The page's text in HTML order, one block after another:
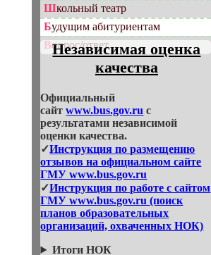
Школьный театр
Будущим абитуриентам
Вопрос/ответ
Независимая оценка
качества
Официальный
сайтwww.bus.gov.ru с
результатами независимой
оценки качества.
✓Инструкция по размещению
отзывов на официальном сайте
ГМУ www.bus.gov.ru
✓Инструкция по работе с сайтом
ГМУ www.bus.gov.ru (поиск
планов образовательных
организаций, охваченных НОК)
Итоги НОК